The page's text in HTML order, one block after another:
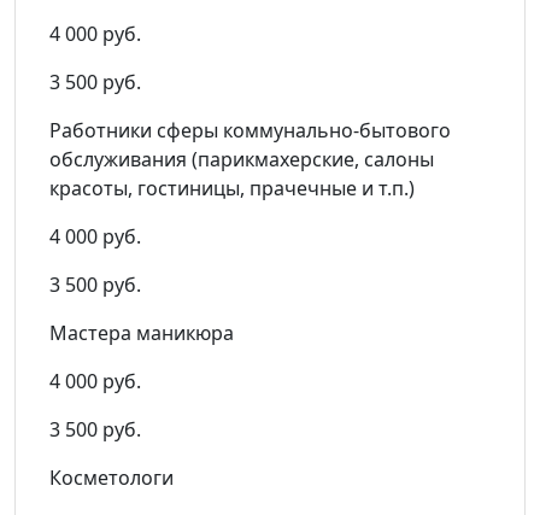
4 000 руб.
3 500 руб.
Работники сферы коммунально-бытового
обслуживания (парикмахерские, салоны
красоты, гостиницы, прачечные и т.п.)
4 000 руб.
3 500 руб.
Мастера маникюра
4 000 руб.
3 500 руб.
Косметологи